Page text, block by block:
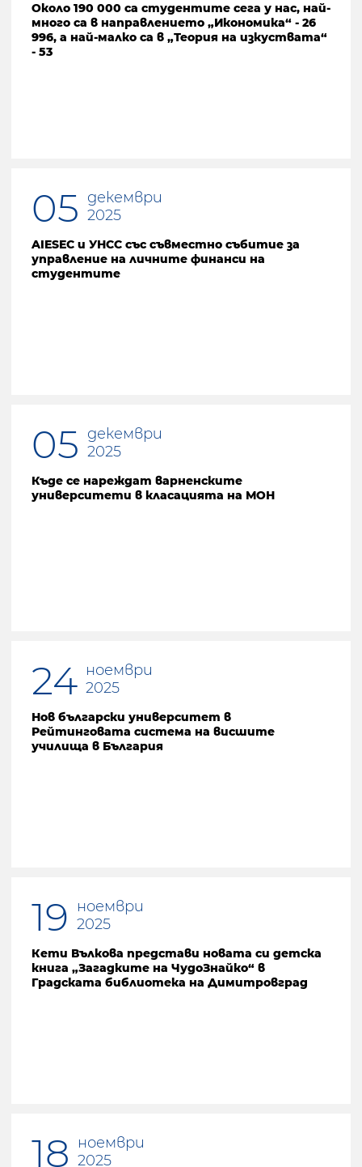
Около 190 000 са студентите сега у нас, най-
много са в направлението „Икономика“ - 26
996, а най-малко са в „Теория на изкуствата“
- 53
05 декември
2025
AIESEC и УНСС със съвместно събитие за
управление на личните финанси на
студентите
05 декември
2025
Къде се нареждат варненските
университети в класацията на МОН
24 ноември
2025
Нов български университет в
Рейтинговата система на висшите
училища в България
19
ноември
2025
Кети Вълкова представи новата си детска
книга „Загадките на ЧудоЗнайко“ в
Градската библиотека на Димитровград
18
ноември
2025